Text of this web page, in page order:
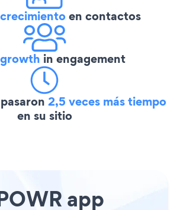
en contactos
in engagement
2,5 veces más tiempo
en su sitio
app